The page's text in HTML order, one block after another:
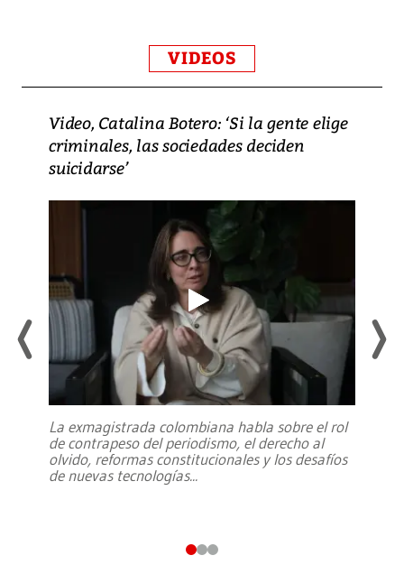
VIDEOS
Video, Catalina Botero: ‘Si la gente elige
criminales, las sociedades deciden
suicidarse’
La exmagistrada colombiana habla sobre el rol
de contrapeso del periodismo, el derecho al
olvido, reformas constitucionales y los desafíos
de nuevas tecnologías...